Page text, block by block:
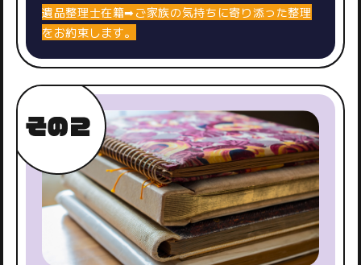
​​​​​​​遺品整理士在籍➡ご家族の気持ちに寄り添った整理
をお約束します。